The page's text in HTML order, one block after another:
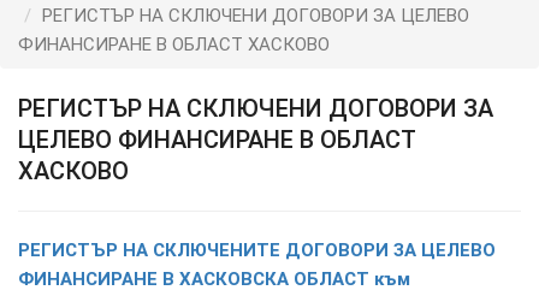
РЕГИСТЪР НА СКЛЮЧЕНИ ДОГОВОРИ ЗА ЦЕЛЕВО
ФИНАНСИРАНЕ В ОБЛАСТ ХАСКОВО
РЕГИСТЪР НА СКЛЮЧЕНИ ДОГОВОРИ ЗА
ЦЕЛЕВО ФИНАНСИРАНЕ В ОБЛАСТ
ХАСКОВО
РЕГИСТЪР НА СКЛЮЧЕНИТЕ ДОГОВОРИ ЗА ЦЕЛЕВО
ФИНАНСИРАНЕ В ХАСКОВСКА ОБЛАСТ към